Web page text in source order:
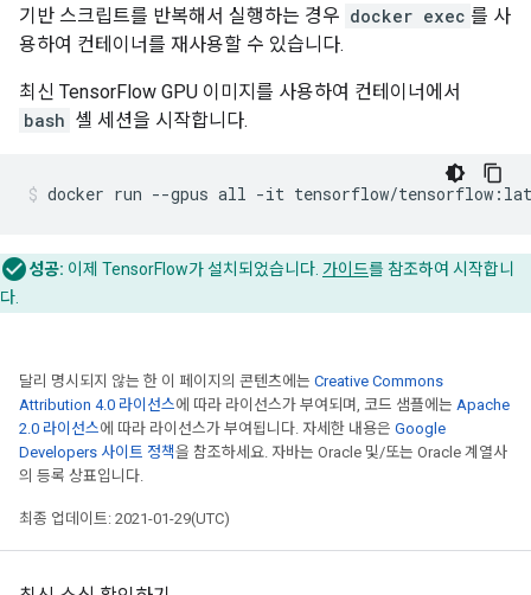
기반 스크립트를 반복해서 실행하는 경우 docker exec 를 사
용하여 컨테이너를 재사용할 수 있습니다.
최신 TensorFlow GPU 이미지를 사용하여 컨테이너에서
bash 셸 세션을 시작합니다.
성공: 이제 TensorFlow가 설치되었습니다. 가이드를 참조하여 시작합니
다.
달리 명시되지 않는 한 이 페이지의 콘텐츠에는 Creative Commons
Attribution 4.0 라이선스에 따라 라이선스가 부여되며, 코드 샘플에는 Apache
2.0 라이선스에 따라 라이선스가 부여됩니다. 자세한 내용은 Google
Developers 사이트 정책을 참조하세요. 자바는 Oracle 및/또는 Oracle 계열사
의 등록 상표입니다.
최종 업데이트: 2021-01-29(UTC)